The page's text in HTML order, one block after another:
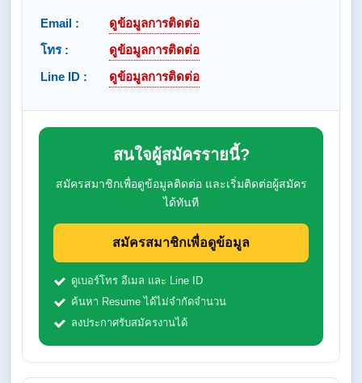
Email :
ดูข้อมูลการติดต่อ
โทร :
ดูข้อมูลการติดต่อ
Line ID :
ดูข้อมูลการติดต่อ
สนใจผู้สมัครรายนี้?
สมัครสมาชิกเพื่อดูข้อมูลติดต่อ และเริ่มติดต่อผู้สมัคร
ได้ทันที
สมัครสมาชิกเพื่อดูข้อมูล
ดูเบอร์โทร อีเมล และ Line ID
ค้นหา Resume ได้ไม่จำกัดจำนวน
ลงประกาศรับสมัครงานได้